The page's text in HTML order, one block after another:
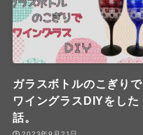
ガラスボトルのこぎりで
ワイングラスDIYをした
話。